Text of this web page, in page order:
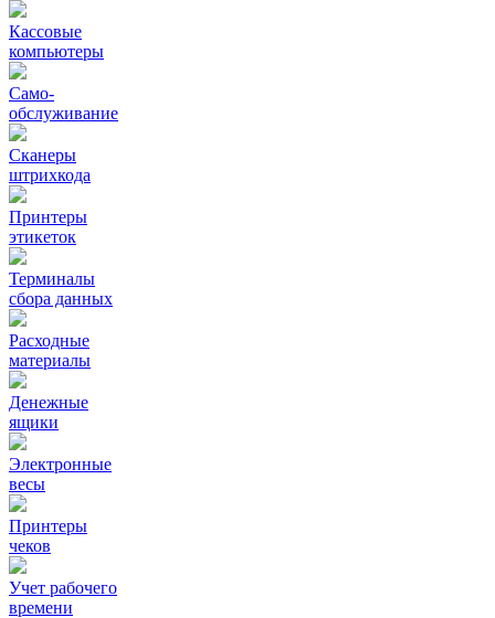
Кассовые
компьютеры
Само-
обслуживание
Сканеры
штрихкода
Принтеры
этикеток
Терминалы
сбора данных
Расходные
материалы
Денежные
ящики
Электронные
весы
Принтеры
чеков
Учет рабочего
времени